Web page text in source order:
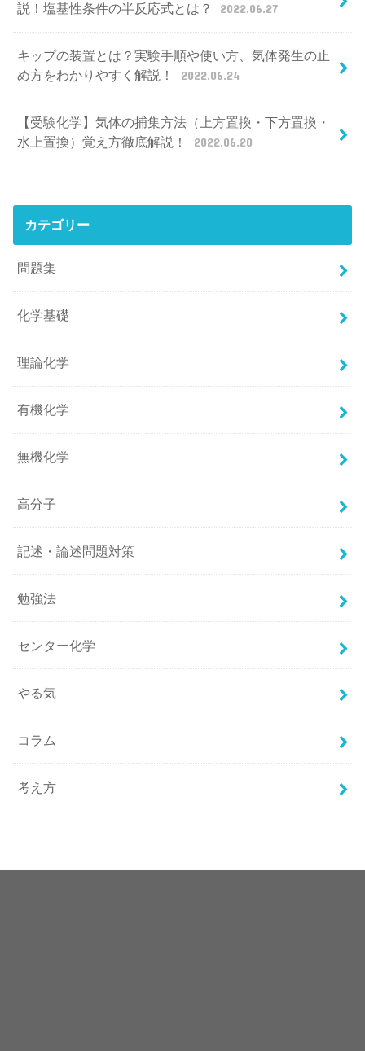
説！塩基性条件の半反応式とは？
2022.06.27
キップの装置とは？実験手順や使い方、気体発生の止
め方をわかりやすく解説！
2022.06.24
【受験化学】気体の捕集方法（上方置換・下方置換・
水上置換）覚え方徹底解説！
2022.06.20
カテゴリー
問題集
化学基礎
理論化学
有機化学
無機化学
高分子
記述・論述問題対策
勉強法
センター化学
やる気
コラム
考え方